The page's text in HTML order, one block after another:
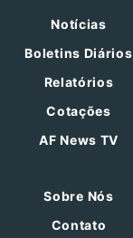
Notícias
Boletins Diários
Relatórios
Cotações
AF News TV
Sobre Nós
Contato